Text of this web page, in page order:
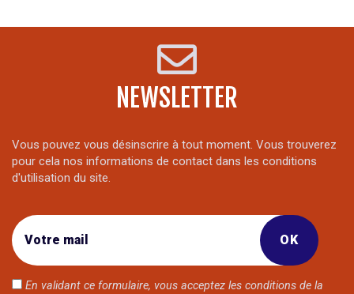
NEWSLETTER
Vous pouvez vous désinscrire à tout moment. Vous trouverez
pour cela nos informations de contact dans les conditions
d'utilisation du site.
En validant ce formulaire, vous acceptez les conditions de la